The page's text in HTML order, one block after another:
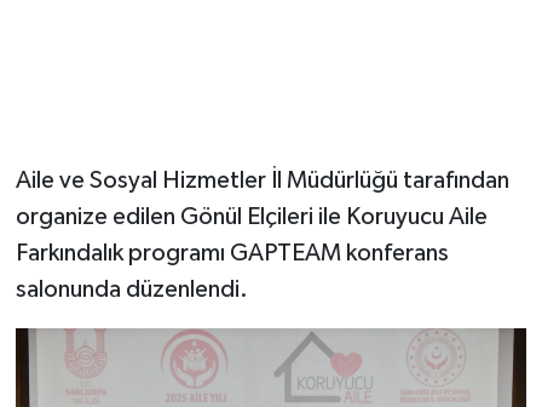
Aile ve Sosyal Hizmetler İl Müdürlüğü tarafından
organize edilen Gönül Elçileri ile Koruyucu Aile
Farkındalık programı GAPTEAM konferans
salonunda düzenlendi.